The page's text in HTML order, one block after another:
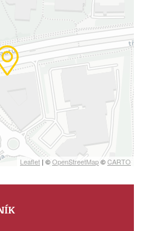
Leaflet | ©OpenStreetMap©CARTO